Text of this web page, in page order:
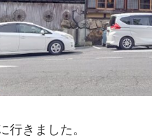
行きました。